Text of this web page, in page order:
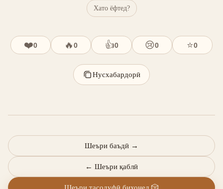
Хато ёфтед?
❤️0 🔥0 👍0 😢0 ⭐0
Нусхабардорӣ
← Шеъри қаблӣ
Шеъри баъдӣ →
Шеъри тасодуфӣ бихонед 🎲